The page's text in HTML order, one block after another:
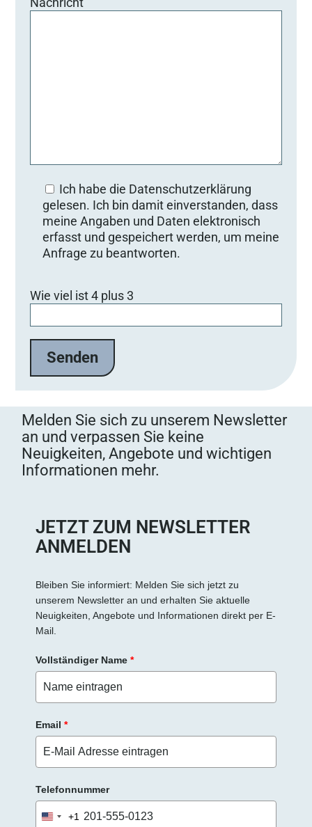
Ich habe die Datenschutzerklärung
gelesen. Ich bin damit einverstanden, dass
meine Angaben und Daten elektronisch
erfasst und gespeichert werden, um meine
Anfrage zu beantworten.
i
t
a
s
s
e
d
i
e
e
d
e
e
Wie viel ist 4 plus 3
Melden Sie sich zu unserem Newsletter
an und verpassen Sie keine
Neuigkeiten, Angebote und wichtigen
Informationen mehr.
JETZT ZUM NEWSLETTER
ANMELDEN
Bleiben Sie informiert: Melden Sie sich jetzt zu
unserem Newsletter an und erhalten Sie aktuelle
Neuigkeiten, Angebote und Informationen direkt per E-
Mail.
Vollständiger Name *
Email *
Telefonnummer
United
+1